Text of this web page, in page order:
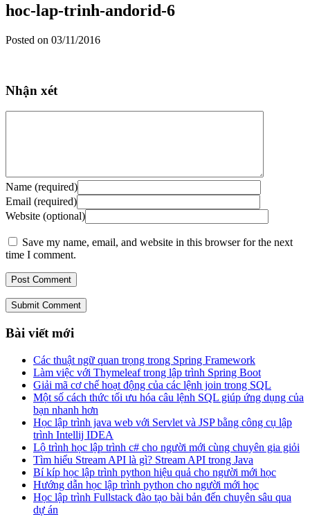
hoc-lap-trinh-andorid-6
Posted on 03/11/2016
Nhận xét
Name (required)
Email (required)
Website (optional)
Save my name, email, and website in this browser for the next
time I comment.
Submit Comment
Bài viết mới
Các thuật ngữ quan trọng trong Spring Framework
Làm việc với Thymeleaf trong lập trình Spring Boot
Giải mã cơ chế hoạt động của các lệnh join trong SQL
Một số cách thức tối ưu hóa câu lệnh SQL giúp ứng dụng của
bạn nhanh hơn
Học lập trình java web với Servlet và JSP bằng công cụ lập
trình Intellij IDEA
Lộ trình học lập trình c# cho người mới cùng chuyên gia giỏi
Tìm hiểu Stream API là gì? Stream API trong Java
Bí kíp học lập trình python hiệu quả cho người mới học
Hướng dẫn học lập trình python cho người mới học
Học lập trình Fullstack đào tạo bài bản đến chuyên sâu qua
dự án